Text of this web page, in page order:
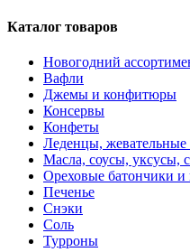
Каталог товаров
Новогодний
Вафли
Джемы и конфитюры
Консервы
Конфеты
Леденцы,
Масла, соусы, уксусы,
Ореховые батончики и
Печенье
Снэки
Соль
Турроны